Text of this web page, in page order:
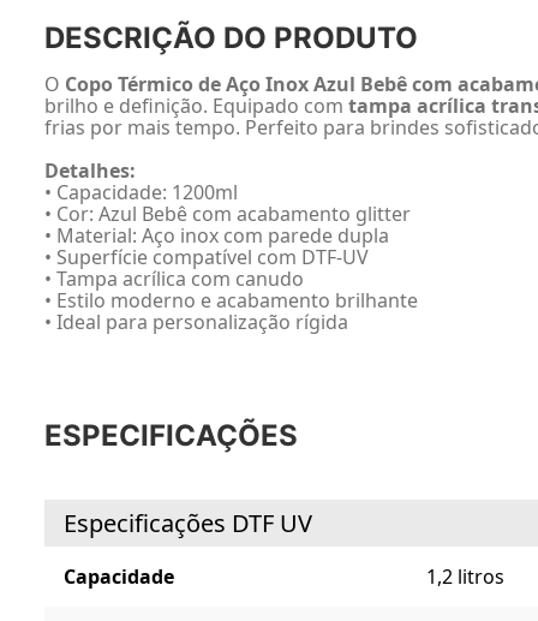
DESCRIÇÃO DO PRODUTO
O Copo Térmico de Aço Inox Azul Bebê com
brilho e definição. Equipado com tampa acrílica
frias por mais tempo. Perfeito para brindes
Detalhes:
• Capacidade: 1200ml
• Cor: Azul Bebê com acabamento glitter
• Material: Aço inox com parede dupla
• Superfície compatível com DTF-UV
• Tampa acrílica com canudo
• Estilo moderno e acabamento brilhante
• Ideal para personalização rígida
ESPECIFICAÇÕES
Especificações DTF UV
Capacidade 1,2 litros